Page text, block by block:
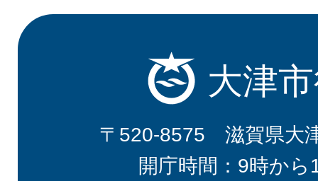
大津
〒520-8575 滋賀県大
開庁時間：9時から